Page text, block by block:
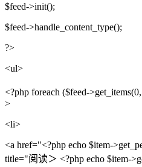
$feed->init();
$feed->handle_content_type();
?>
<ul>
<?php foreach ($feed-
>
<li>
<a href="<?php echo $item-
title="阅读＞ <?php echo $item-